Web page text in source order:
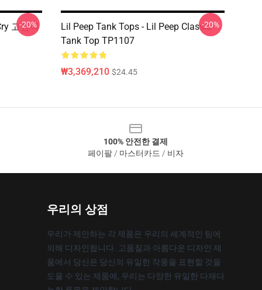
고전적
-20%
Lil Peep Tank Tops - Lil Peep Classic
Tank Top TP1107
₩3,369,210 $24.45
-20%
100% 안전한 결제
페이팔 / 마스터카드 / 비자
우리의 상점
우리가 제안하는 각 제품은 우리의 세계적인 팀에
의해 디자인됩니다. 고품질과 아름다운 디자인 제
품에서 당신은 당신의 유일한 작풍을 표현할 것을
도울 수 있는 제품에, 우리는 다양한 유일한 다재다